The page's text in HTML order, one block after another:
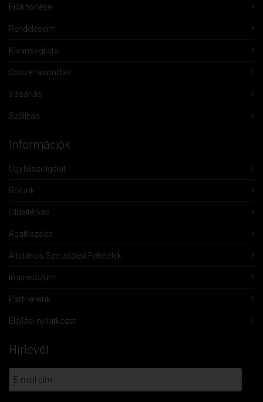
Fiók törlése
Rendeléseim
Kívánságlista
Összehasonlítás
Vásárlás
Szállítás
Információk
Ügyfélszolgálat
Rólunk
Oldaltérkép
Adatkezelés
Általános Szerződési Feltételek
Impresszum
Partnereink
Elállási nyilatkozat
Hírlevél